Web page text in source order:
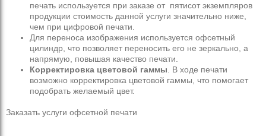
печать используется при заказе от пятисот экземпляров
продукции стоимость данной услуги значительно ниже,
чем при цифровой печати.
Для переноса изображения используется офсетный
цилиндр, что позволяет переносить его не зеркально, а
напрямую, повышая качество печати.
Корректировка цветовой гаммы . В ходе печати
возможно корректировка цветовой гаммы, что помогает
подобрать желаемый цвет.
Заказать услуги офсетной печати